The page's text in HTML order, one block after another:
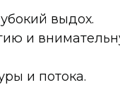
выдох.
и
и потока.